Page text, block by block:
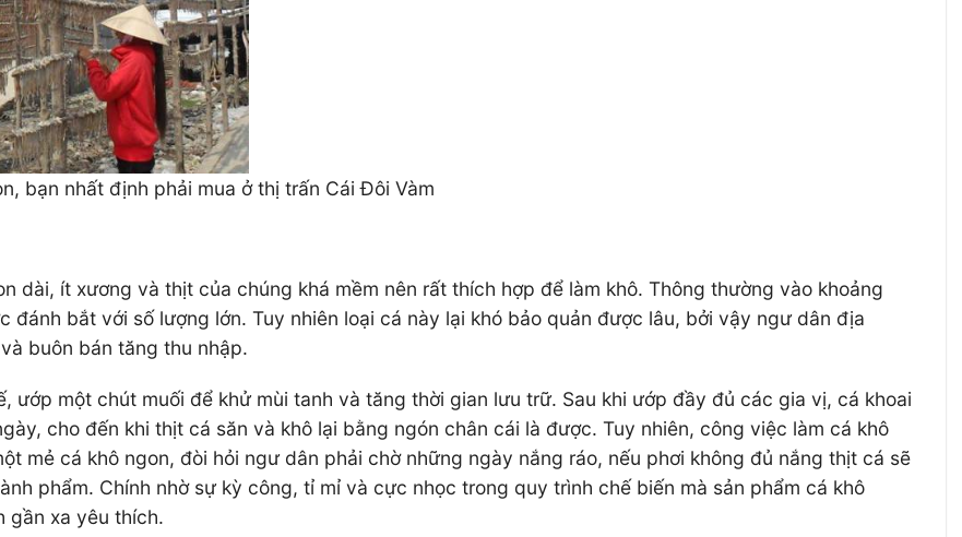
bạn nhất định phải mua ở thị trấn Cái Đôi Vàm
dài, ít xương và thịt của chúng khá mềm nên rất thích hợp để làm khô. Thông thường vào khoảng
bắt với số lượng lớn. Tuy nhiên loại cá này lại khó bảo quản được lâu, bởi vậy ngư dân địa
buôn bán tăng thu nhập.
ướp một chút muối để khử mùi tanh và tăng thời gian lưu trữ. Sau khi ướp đầy đủ các gia vị, cá khoai
cho đến khi thịt cá săn và khô lại bằng ngón chân cái là được. Tuy nhiên, công việc làm cá khô
mẻ cá khô ngon, đòi hỏi ngư dân phải chờ những ngày nắng ráo, nếu phơi không đủ nắng thịt cá sẽ
phẩm. Chính nhờ sự kỳ công, tỉ mỉ và cực nhọc trong quy trình chế biến mà sản phẩm cá khô
gần xa yêu thích.